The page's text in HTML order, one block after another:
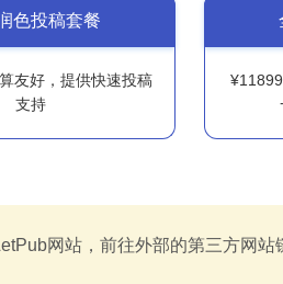
色投稿套餐
友好，提供快速投稿
支持
网站，前往外部的第三方网